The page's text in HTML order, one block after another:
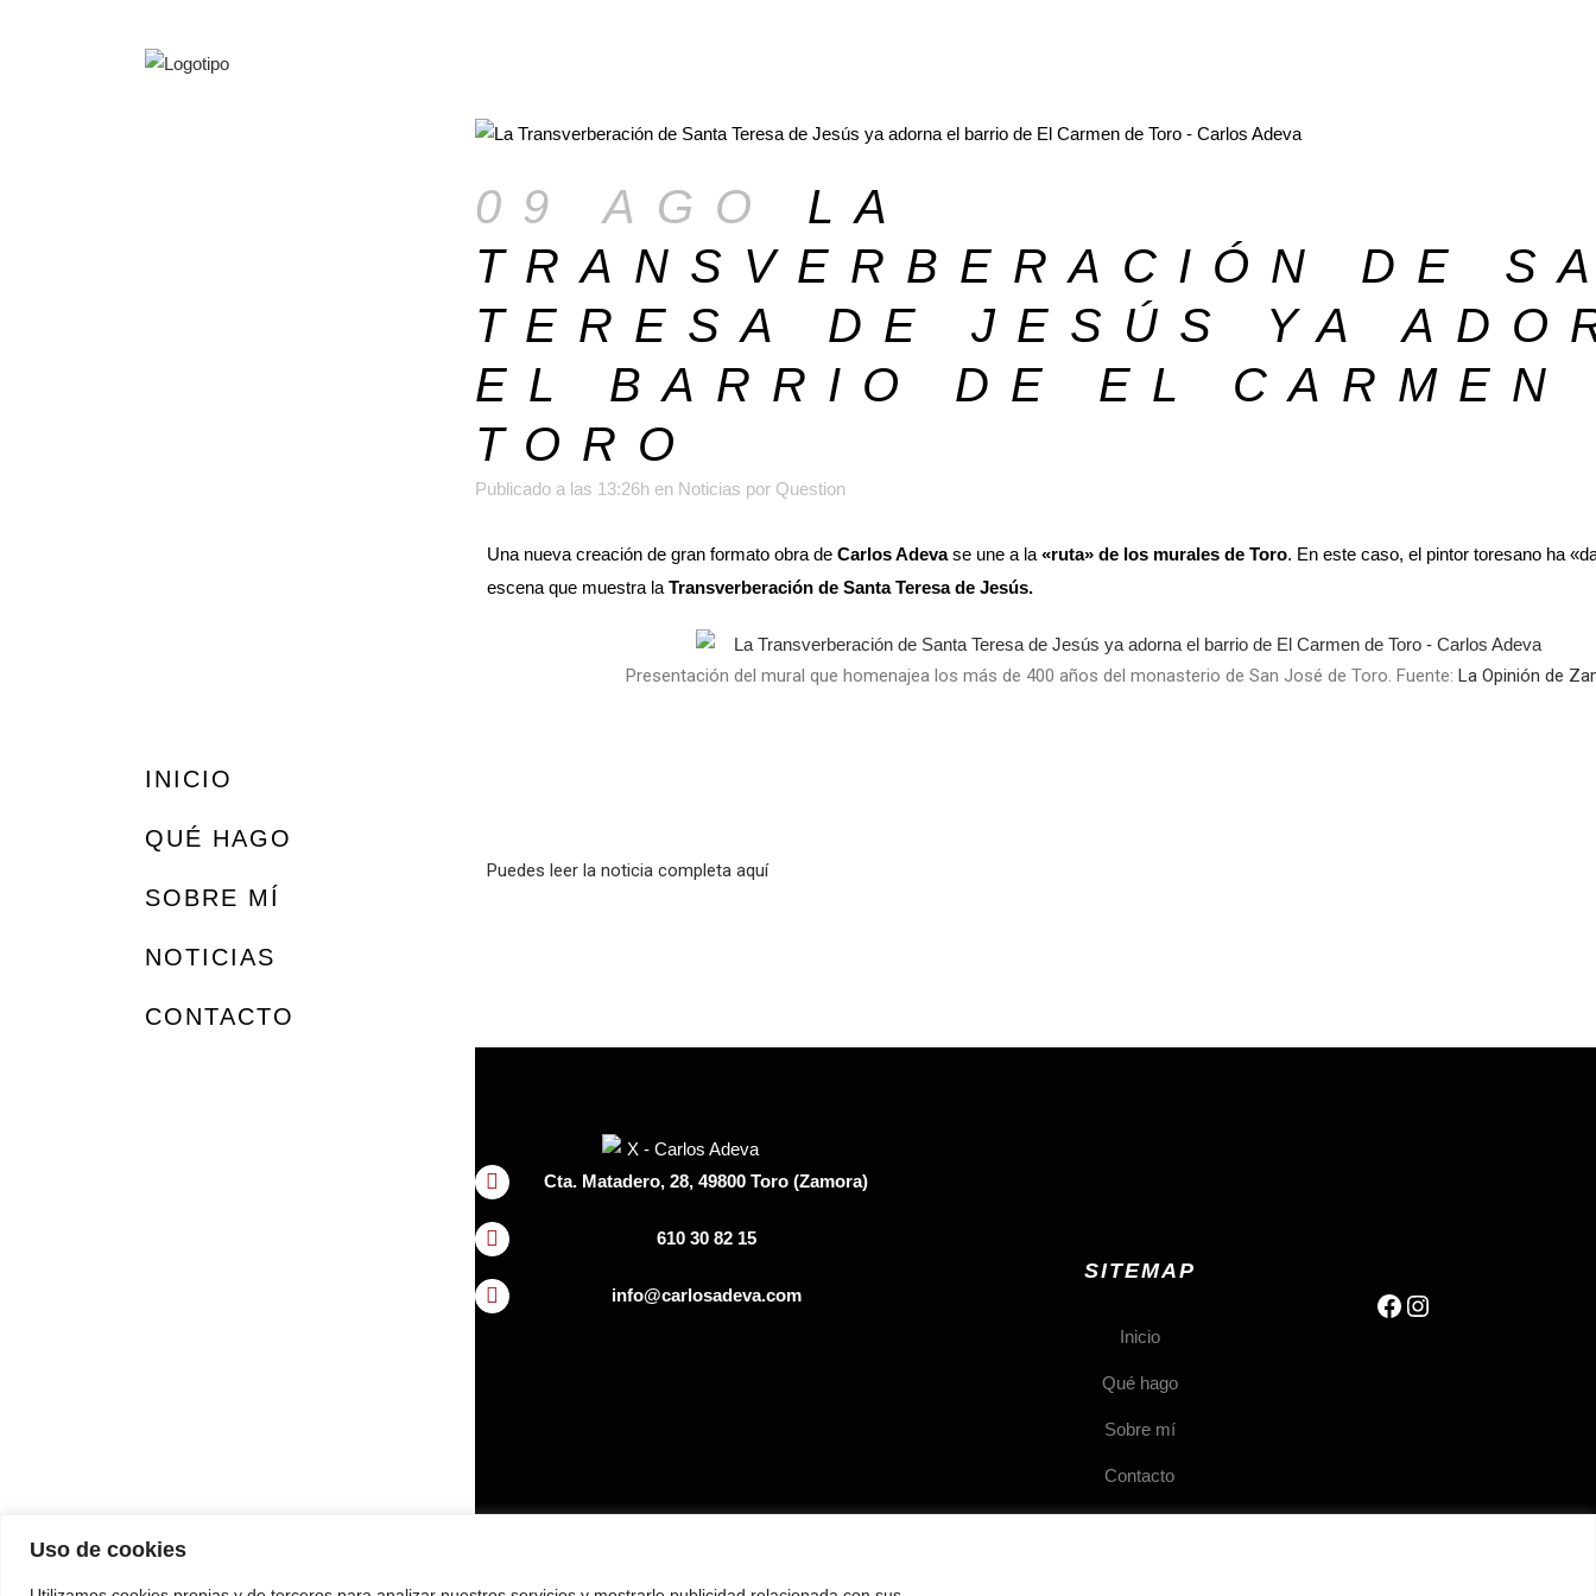
Uso de cookies
INICIO
QUÉ HAGO
SOBRE MÍ
NOTICIAS
CONTACTO
09 AGO
LA
TRANSVERBERACIÓN DE
TERESA DE JESÚS YA
EL BARRIO DE EL CARMEN
TORO
Publicado a las 13:26h en Noticias por Question
Una nueva creación de gran formato obra de Carlos Adevase une a la «ruta» de los murales de Toro. En este caso, el pintor toresano ha
escena que muestra la Transverberación de Santa Teresa de Jesús.
Presentación del mural que homenajea los más de 400 años del monasterio de San José de Toro. Fuente: La Opinión de
Puedes leer la noticia completa aquí
Cta. Matadero, 28, 49800 Toro (Zamora)
610 30 82 15
info@carlosadeva.com
SITEMAP
Inicio
Qué hago
Sobre mí
Contacto